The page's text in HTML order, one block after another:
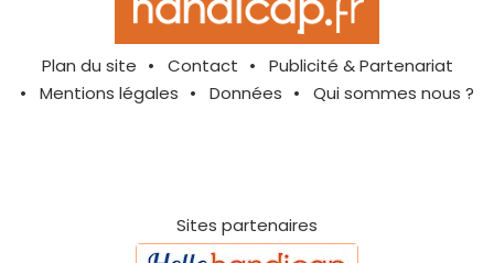
Plan du site Contact
Publicité & Partenariat
Mentions légales
Données Qui sommes nous ?
Sites partenaires